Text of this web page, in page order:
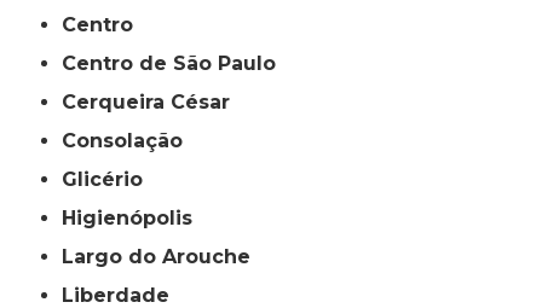
Centro
Centro de São Paulo
Cerqueira César
Consolação
Glicério
Higienópolis
Largo do Arouche
Liberdade